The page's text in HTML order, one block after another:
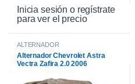
Inicia sesión o regístrate
para ver el precio
ALTERNADOR
Alternador Chevrolet Astra
Vectra Zafira 2.0 2006